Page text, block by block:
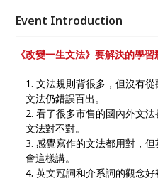
Event Introduction
《改變一生文法》要解決的學習
文法規則背很多，但沒有
文法仍錯誤百出。
看了很多市售的國內外文
文法對不對。
感覺寫作的文法都用對，
會這樣講。
英文冠詞和介系詞的觀念好